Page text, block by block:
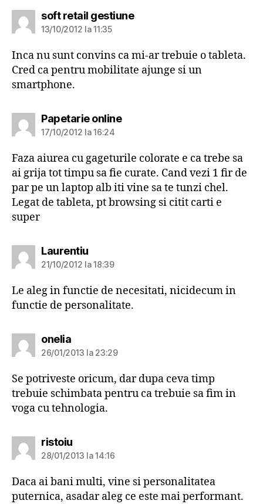
soft retail gestiunespune:
13/10/2012 la 11:35
Inca nu sunt convins ca mi-ar trebuie o tableta.
Cred ca pentru mobilitate ajunge si un
smartphone.
Papetarie onlinespune:
17/10/2012 la 16:24
Faza aiurea cu gageturile colorate e ca trebe sa
ai grija tot timpu sa fie curate. Cand vezi 1 fir de
par pe un laptop alb iti vine sa te tunzi chel.
Legat de tableta, pt browsing si citit carti e
super
Laurentiuspune:
21/10/2012 la 18:39
Le aleg in functie de necesitati, nicidecum in
functie de personalitate.
oneliaspune:
26/01/2013 la 23:29
Se potriveste oricum, dar dupa ceva timp
trebuie schimbata pentru ca trebuie sa fim in
voga cu tehnologia.
ristoiuspune:
28/01/2013 la 14:16
Daca ai bani multi, vine si personalitatea
puternica, asadar aleg ce este mai performant.